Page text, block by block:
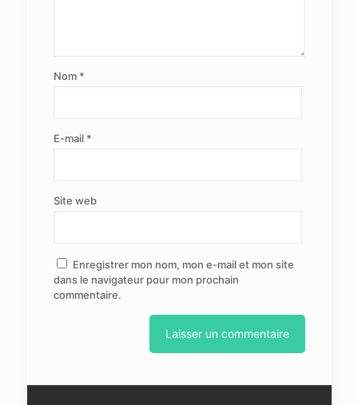
Nom *
E-mail *
Site web
Enregistrer mon nom, mon e-mail et mon site
dans le navigateur pour mon prochain
commentaire.